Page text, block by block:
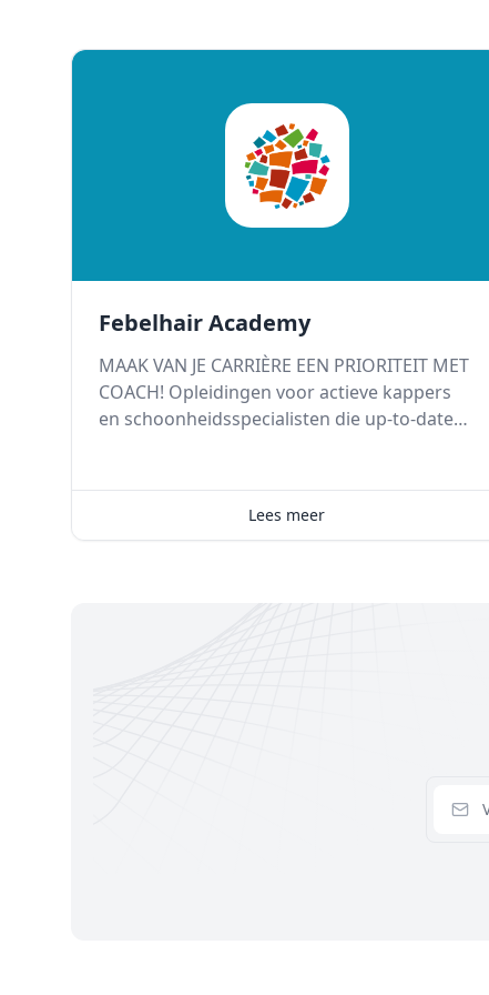
Febelhair Academy
MAAK VAN JE CARRIÈRE EEN PRIORITEIT MET
COACH! Opleidingen voor actieve kappers
en schoonheidsspecialisten die up-to-date
Lees meer